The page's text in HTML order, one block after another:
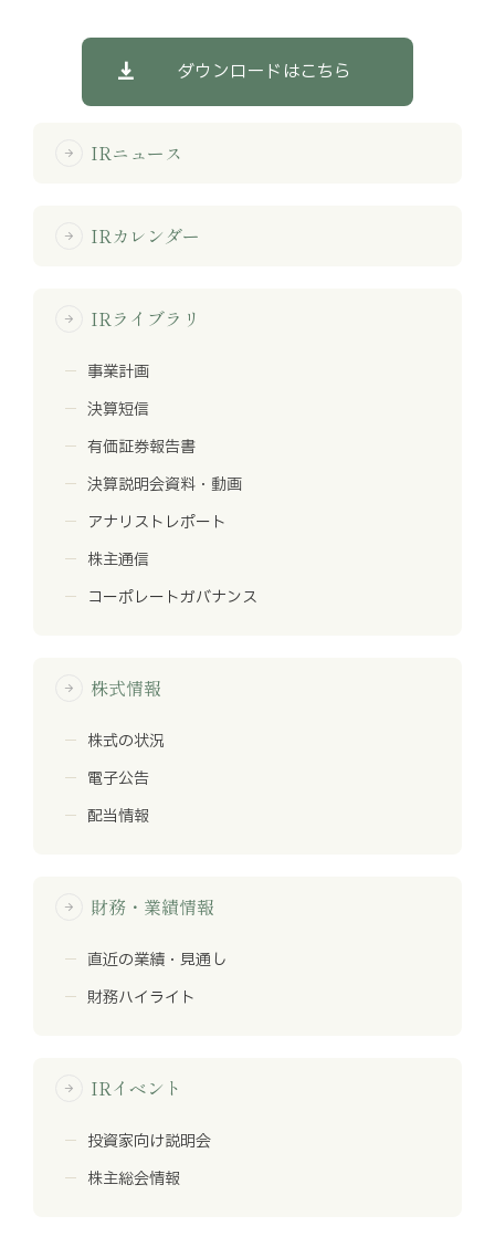
ダウンロードはこちら
arrow_forward IRニュース
arrow_forward IRカレンダー
arrow_forward IRライブラリ
事業計画
決算短信
有価証券報告書
決算説明会資料・動画
アナリストレポート
株主通信
コーポレートガバナンス
arrow_forward 株式情報
株式の状況
電子公告
配当情報
arrow_forward 財務・業績情報
直近の業績・見通し
財務ハイライト
arrow_forward IRイベント
投資家向け説明会
株主総会情報